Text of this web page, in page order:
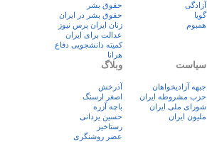
آزادگی
گویا
همبوم
حقوق بشر
حقوق بشر در ایران
زنان ايران پرس نيوز
عدالت برای ایران
کمیته دانشجویی دفاع
هرانا
سیاست
جبهه آزادیخواهان
حزب مشروطه ایران
شورای ملی ایران
ملیون ایران
وبلاگ
آذرخش
اصغر ارسنگ
باچه آزره
حسین یزدانی
رستاخیز
عضر روشنگری